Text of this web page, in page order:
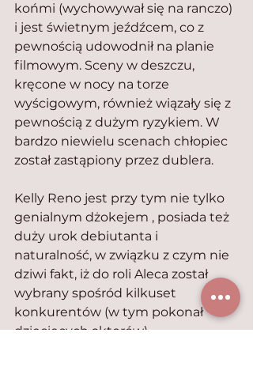
końmi (wychowywał się na ranczo)
i jest świetnym jeźdźcem, co z
pewnością udowodnił na planie
filmowym. Sceny w deszczu,
kręcone w nocy na torze
wyścigowym, również wiązały się z
pewnością z dużym ryzykiem. W
bardzo niewielu scenach chłopiec
został zastąpiony przez dublera.
Kelly Reno jest przy tym nie tylko
genialnym dżokejem , posiada też
duży urok debiutanta i
naturalność, w związku z czym nie
dziwi fakt, iż do roli Aleca został
wybrany spośród kilkuset
konkurentów (w tym pokonał
dziecięcych aktorów).